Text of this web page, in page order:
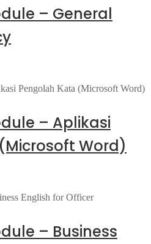
– General
– Aplikasi
Word)
– Business